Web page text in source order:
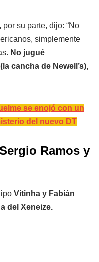
por su parte, dijo: “No
simplemente
No jugué
cancha de Newell’s),
se enojó con un
del nuevo DT
Ramos y
Vitinha y Fabián
del Xeneize.